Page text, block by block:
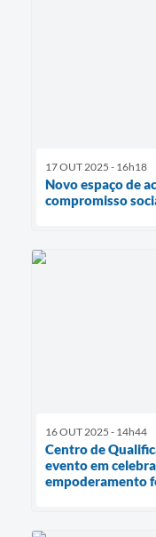
17 OUT 2025 - 16h18
Novo espaço de
compromisso
16 OUT 2025 - 14h44
Centro de
evento em
empoderamento